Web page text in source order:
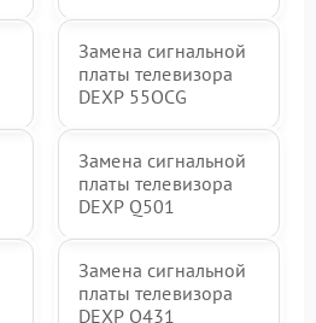
Замена сигнальной
платы телевизора
DEXP 55OCG
Замена сигнальной
платы телевизора
DEXP Q501
Замена сигнальной
платы телевизора
DEXP Q431